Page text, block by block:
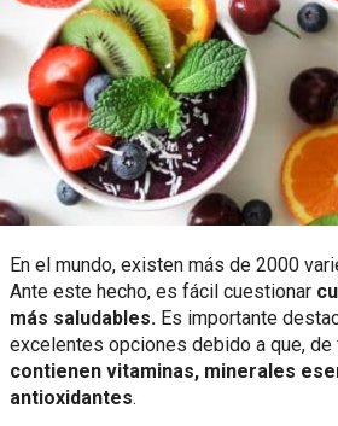
En el mundo, existen más de 2000
Ante este hecho, es fácil cuestionar
más saludables. Es importante
excelentes opciones debido a que, de
contienen vitaminas, minerales
antioxidantes.